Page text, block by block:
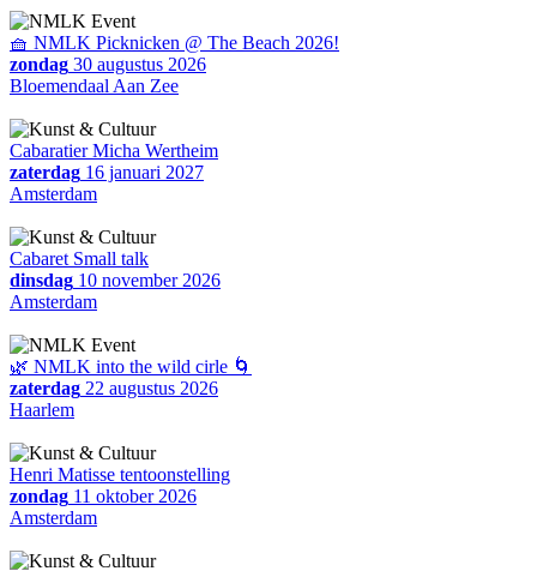
🧺 NMLK Picknicken @ The Beach 2026!
zondag 30 augustus 2026
Bloemendaal Aan Zee
Cabaratier Micha Wertheim
zaterdag 16 januari 2027
Amsterdam
Cabaret Small talk
dinsdag 10 november 2026
Amsterdam
🌿 NMLK into the wild cirle 🌀
zaterdag 22 augustus 2026
Haarlem
Henri Matisse tentoonstelling
zondag 11 oktober 2026
Amsterdam